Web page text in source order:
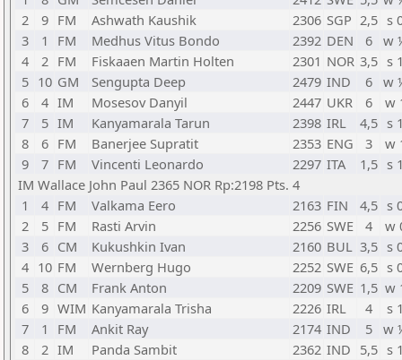
2
9 FM Ashwath Kaushik 2306 SGP 2,5 s
3
1 FM Medhus Vitus Bondo 2392 DEN 6 w
4
2 FM Fiskaaen Martin Holten 2301 NOR 3,5 s
5 10 GM Sengupta Deep 2479 IND 6 w
6
4 IM Mosesov Danyil 2447 UKR 6
w
7
5 IM Kanyamarala Tarun 2398 IRL 4,5 s
8
6 FM Banerjee Supratit 2353 ENG 3
w
9
7 FM Vincenti Leonardo 2297 ITA 1,5 s
IM Wallace John Paul 2365 NOR Rp:2198 Pts. 4
1
4 FM Valkama Eero 2163 FIN 4,5 s
2
5 FM Rasti Arvin 2256 SWE 4
w
3
6 CM Kukushkin Ivan 2160 BUL 3,5 s
4 10 FM Wernberg Hugo 2252 SWE 6,5 s
5
8 CM Frank Anton 2209 SWE 1,5 w
6
9 WIM Kanyamarala Trisha 2226 IRL 4
s
7
1 FM Ankit Ray 2174 IND 5 w
8
2 IM Panda Sambit 2362 IND 5,5 s